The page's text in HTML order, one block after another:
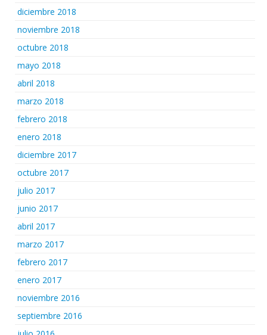
diciembre 2018
noviembre 2018
octubre 2018
mayo 2018
abril 2018
marzo 2018
febrero 2018
enero 2018
diciembre 2017
octubre 2017
julio 2017
junio 2017
abril 2017
marzo 2017
febrero 2017
enero 2017
noviembre 2016
septiembre 2016